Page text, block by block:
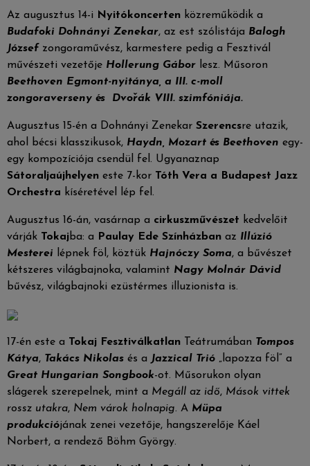
Az augusztus 14-i Nyitókoncerten közreműködik a
Budafoki Dohnányi Zenekar, az est szólistája Balogh
József zongoraművész, karmestere pedig a Fesztivál
művészeti vezetője Hollerung Gábor lesz. Műsoron
Beethoven Egmont-nyitánya, a III. c-moll
zongoraverseny és
Dvořák VIII. szimfóniája.
Augusztus 15-én a Dohnányi Zenekar Szerencsre utazik,
ahol bécsi klasszikusok, Haydn, Mozart és Beethoven egy-
egy kompozíciója csendül fel. Ugyanaznap
Sátoraljaújhelyen este 7-kor Tóth Vera a Budapest Jazz
Orchestra kíséretével lép fel.
Augusztus 16-án, vasárnap a cirkuszművészet kedvelőit
várják Tokajba: a Paulay Ede Színházban az Illúzió
Mesterei lépnek föl, köztük Hajnóczy Soma, a bűvészet
kétszeres világbajnoka, valamint Nagy Molnár Dávid
bűvész, világbajnoki ezüstérmes illuzionista is.
17-én este a Tokaj Fesztiválkatlan Teátrumában Tompos
Kátya, Takács Nikolas és a Jazzical Trió „lapozza föl” a
Great Hungarian Songbook-ot. Műsorukon olyan
slágerek szerepelnek, mint a Megáll az idő, Mások vittek
rossz utakra, Nem várok holnapig. A Müpa
produkciójának zenei vezetője, hangszerelője Káel
Norbert, a rendező Böhm György.